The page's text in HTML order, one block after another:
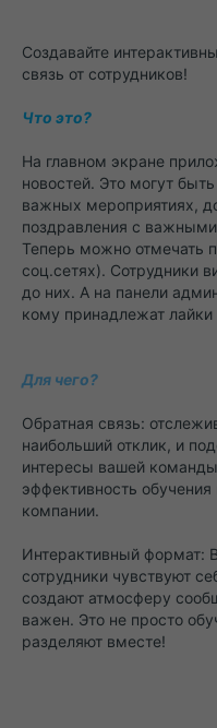
Создавайте
связь от сотрудников!
Что это?
На главном экране
новостей. Это могут
важных мероприятиях,
поздравления с
Теперь можно отмечать
соц.сетях). Сотрудники
до них. А на панели
кому принадлежат лайки
Для чего?
Обратная связь:
наибольший отклик, и
интересы вашей
эффективность обучения
компании.
Интерактивный формат:
сотрудники чувствуют
создают атмосферу
важен. Это не просто
разделяют вместе!